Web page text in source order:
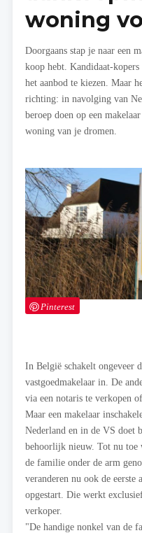
woning
Doorgaans stap je naar een
koop hebt. Kandidaat-
het aanbod te kiezen. Maar
richting: in navolging van
beroep doen op een
woning van je dromen.
Pinterest
In België schakelt ongeveer
vastgoedmakelaar in. De
via een notaris te verkopen
Maar een makelaar
Nederland en in de VS doet
behoorlijk nieuw. Tot nu toe
de familie onder de arm
veranderen nu ook de eerste
opgestart. Die werkt
verkoper.
"De handige nonkel van de